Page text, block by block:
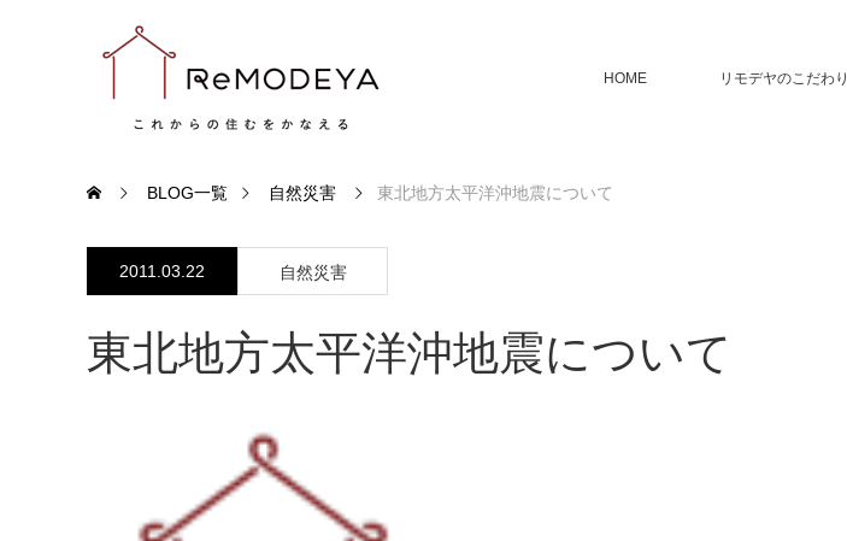
HOME リモデヤのこだわり
BLOG一覧 自然災害 東北地方太平洋沖地震について
2011.03.22 自然災害
東北地方太平洋沖地震について